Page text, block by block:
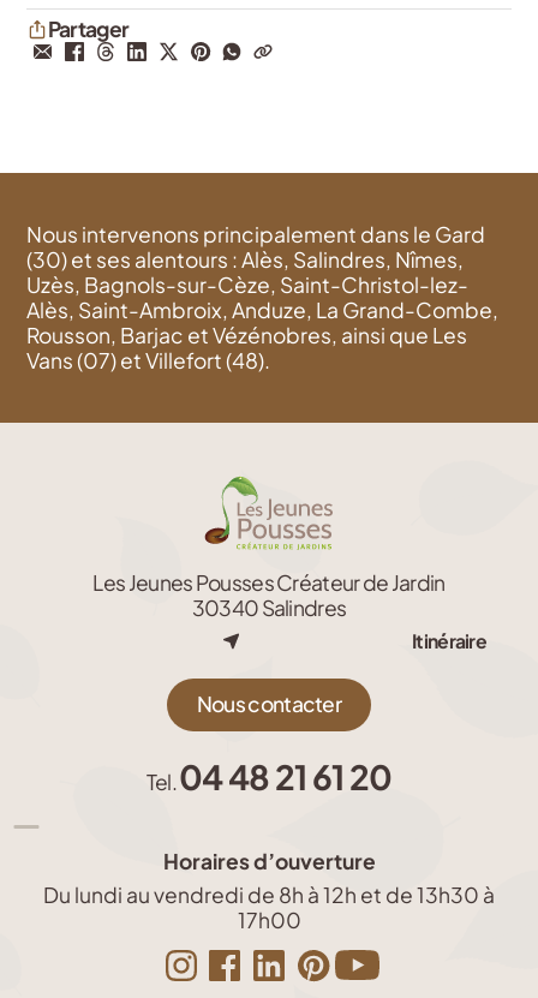
Partager
Nous intervenons principalement dans le Gard
(30) et ses alentours : Alès, Salindres, Nîmes,
Uzès, Bagnols-sur-Cèze, Saint-Christol-lez-
Alès, Saint-Ambroix, Anduze, La Grand-Combe,
Rousson, Barjac et Vézénobres, ainsi que Les
Vans (07) et Villefort (48).
Les Jeunes Pousses Créateur de Jardin
30340 Salindres
Itinéraire
Nous contacter
Tel.04 48 21 61 20
Horaires d’ouverture
Du lundi au vendredi de 8h à 12h et de 13h30 à
17h00